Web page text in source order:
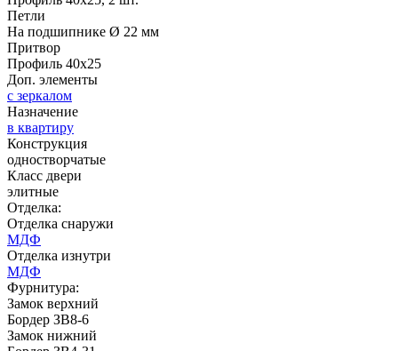
Д-36 46 30
Петли
На подшипнике Ø 22 мм
Притвор
Профиль 40х25
Доп. элементы
с зеркалом
Назначение
в квартиру
Конструкция
одностворчатые
Класс двери
элитные
Отделка:
Отделка снаружи
МДФ
Отделка изнутри
МДФ
Фурнитура:
Замок верхний
Бордер ЗВ8-6
Замок нижний